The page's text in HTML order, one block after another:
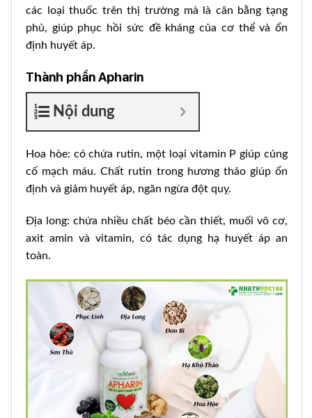
các loại thuốc trên thị trường mà là cân bằng tạng
phủ, giúp phục hồi sức đề kháng của cơ thể và ổn
định huyết áp.
Thành phần Apharin
Nội dung
Hoa hòe: có chứa rutin, một loại vitamin P giúp củng
cố mạch máu. Chất rutin trong hương thảo giúp ổn
định và giảm huyết áp, ngăn ngừa đột quỵ.
Địa long: chứa nhiều chất béo cần thiết, muối vô cơ,
axit amin và vitamin, có tác dụng hạ huyết áp an
toàn.